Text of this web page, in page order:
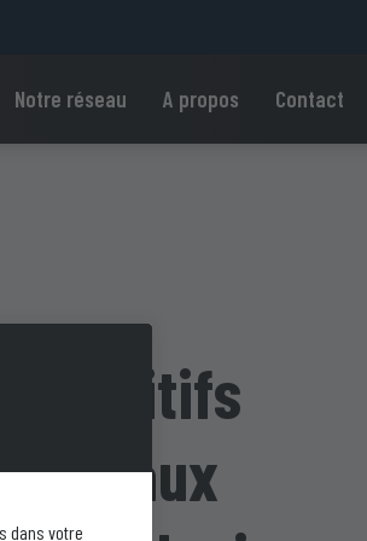
Notre réseau A propos Contact
G
Dispositifs
dans votre